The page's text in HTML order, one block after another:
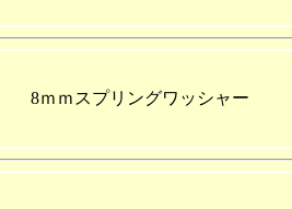
8ｍｍスプリングワッシャー